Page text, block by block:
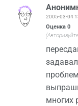
2005-03-04
Оценка 0
многих